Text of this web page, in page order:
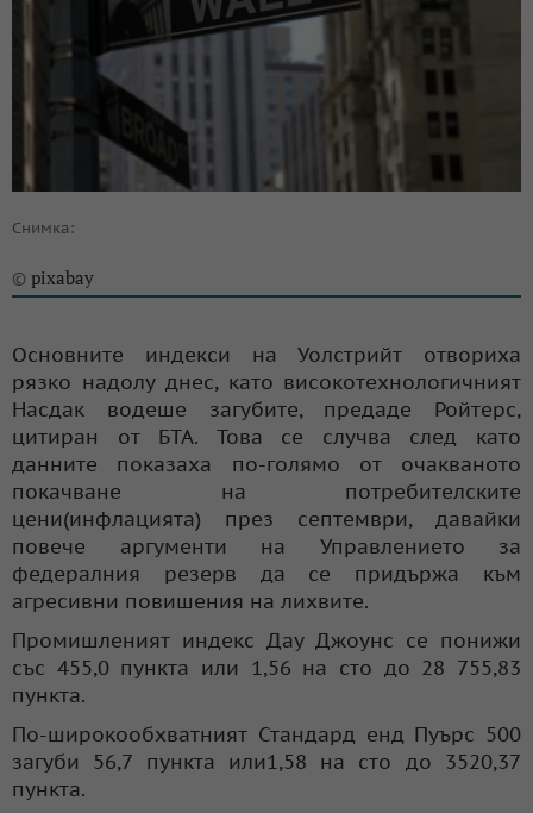
Снимка:
© pixabay
Основните индекси на Уолстрийт отвориха
рязко надолу днес, като високотехнологичният
Насдак водеше загубите, предаде Ройтерс,
цитиран от БТА. Това се случва след като
данните показаха по-голямо от очакваното
покачване на потребителските
цени(инфлацията) през септември, давайки
повече аргументи на Управлението за
федералния резерв да се придържа към
агресивни повишения на лихвите.
Промишленият индекс Дау Джоунс се понижи
със 455,0 пункта или 1,56 на сто до 28 755,83
пункта.
По-широкообхватният Стандард енд Пуърс 500
загуби 56,7 пункта или1,58 на сто до 3520,37
пункта.